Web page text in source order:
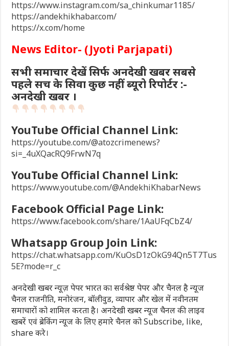
https://www.instagram.com/sa_chinkumar1185/
https://andekhikhabar.com/
https://x.com/home
News Editor- (Jyoti Parjapati)
सभी समाचार देखें सिर्फ अनदेखी खबर सबसे
पहले सच के सिवा कुछ नहीं ब्यूरो रिपोर्टर :-
अनदेखी खबर ।
YouTube Official Channel Link:
https://youtube.com/@atozcrimenews?
si=_4uXQacRQ9FrwN7q
YouTube Official Channel Link:
https://www.youtube.com/@AndekhiKhabarNews
Facebook Official Page Link:
https://www.facebook.com/share/1AaUFqCbZ4/
Whatsapp Group Join Link:
https://chat.whatsapp.com/KuOsD1zOkG94Qn5T7Tus
5E?mode=r_c
अनदेखी खबर न्यूज़ पेपर भारत का सर्वश्रेष्ठ पेपर और चैनल है न्यूज
चैनल राजनीति, मनोरंजन, बॉलीवुड, व्यापार और खेल में नवीनतम
समाचारों को शामिल करता है। अनदेखी खबर न्यूज चैनल की लाइव
खबरें एवं ब्रेकिंग न्यूज के लिए हमारे चैनल को Subscribe, like,
share करे।